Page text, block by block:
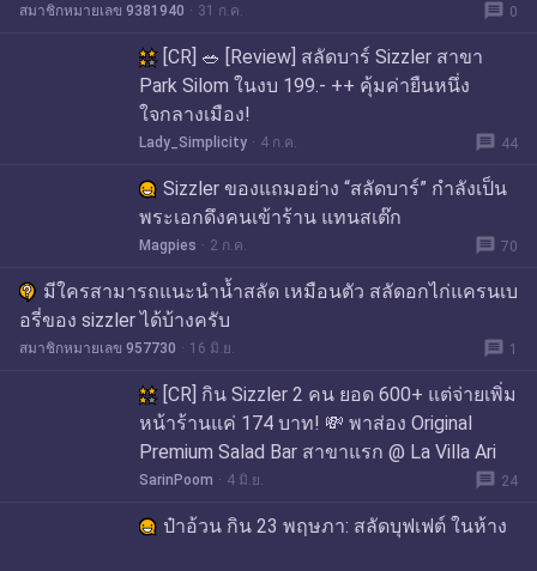
สมาชิกหมายเลข 9381940 31 ก.ค. message 0
[CR] 🥗 [Review] สลัดบาร์ Sizzler สาขา
Park Silom ในงบ 199.- ++ คุ้มค่ายืนหนึ่ง
ใจกลางเมือง!
Lady_Simplicity 4 ก.ค. message 44
Sizzler ของแถมอย่าง “สลัดบาร์” กำลังเป็น
พระเอกดึงคนเข้าร้าน แทนสเต๊ก
Magpies 2 ก.ค. message 70
มีใครสามารถแนะนำน้ำสลัด เหมือนตัว สลัดอกไก่แครนเบ
อรี่ของ sizzler ได้บ้างครับ
สมาชิกหมายเลข 957730 16 มิ.ย. message 1
[CR] กิน Sizzler 2 คน ยอด 600+ แต่จ่ายเพิ่ม
หน้าร้านแค่ 174 บาท! 💸 พาส่อง Original
Premium Salad Bar สาขาแรก @ La Villa Ari
SarinPoom 4 มิ.ย. message 24
ป๋าอ้วน กิน 23 พฤษภา: สลัดบุฟเฟต์ ในห้าง